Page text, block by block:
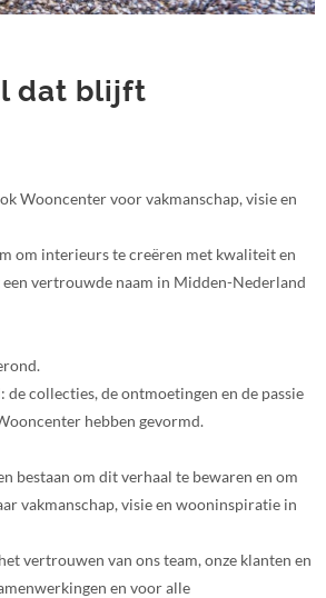
dat blijft
Wooncenter voor vakmanschap, visie en
om interieurs te creëren met kwaliteit en
vertrouwde naam in Midden-Nederland
collecties, de ontmoetingen en de passie
hebben gevormd.
bestaan om dit verhaal te bewaren en om
vakmanschap, visie en wooninspiratie in
vertrouwen van ons team, onze klanten en
en voor alle